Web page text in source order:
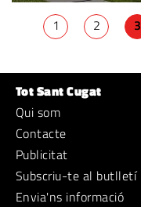
1 2 3
Tot Sant Cugat
Qui som
Contacte
Publicitat
Subscriu-te al butlletí
Envia'ns informació